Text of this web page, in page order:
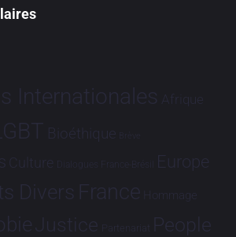
Internationales Afrique
Bioéthique Brève
Culture Dialogues France-Brésil Europe
Divers France Hommage
Justice Partenariat People